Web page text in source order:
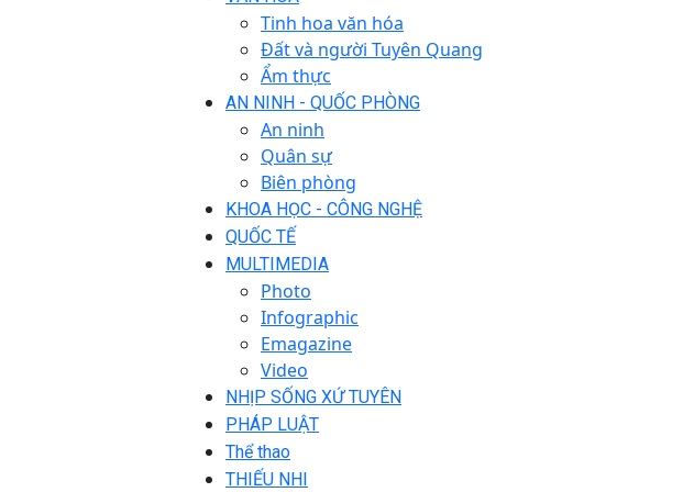
Tinh hoa văn hóa
Đất và người Tuyên Quang
Ẩm thực
AN NINH - QUỐC PHÒNG
An ninh
Quân sự
Biên phòng
KHOA HỌC - CÔNG NGHỆ
QUỐC TẾ
MULTIMEDIA
Photo
Infographic
Emagazine
Video
NHỊP SỐNG XỨ TUYÊN
PHÁP LUẬT
Thể thao
THIẾU NHI